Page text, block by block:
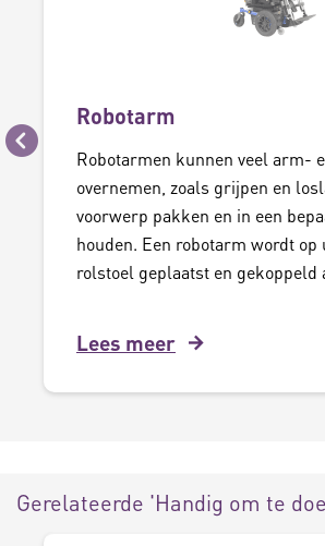
Vorige
Robotarm
Robotarmen kunnen veel arm-
overnemen, zoals grijpen en
voorwerp pakken en in een
houden. Een robotarm wordt
rolstoel geplaatst en gekoppeld
Lees meer
Gerelateerde 'Handig om te